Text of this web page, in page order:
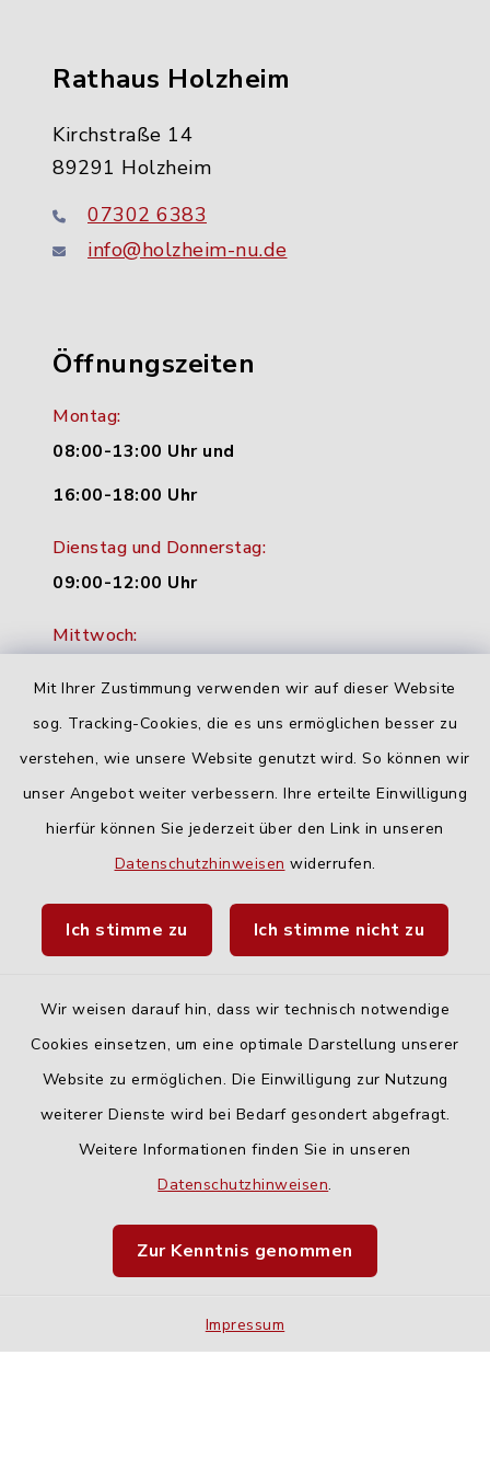
Mit Ihrer Zustimmung verwenden wir auf dieser Website
sog. Tracking-Cookies, die es uns ermöglichen besser zu
verstehen, wie unsere Website genutzt wird. So können wir
unser Angebot weiter verbessern. Ihre erteilte Einwilligung
hierfür können Sie jederzeit über den Link in unseren
Datenschutzhinweisen widerrufen.
Ich stimme zu Ich stimme nicht zu
Wir weisen darauf hin, dass wir technisch notwendige
Cookies einsetzen, um eine optimale Darstellung unserer
Website zu ermöglichen. Die Einwilligung zur Nutzung
weiterer Dienste wird bei Bedarf gesondert abgefragt.
Weitere Informationen finden Sie in unseren
Datenschutzhinweisen.
Zur Kenntnis genommen
Impressum
Rathaus Holzheim
Kirchstraße 14
89291 Holzheim
07302 6383
info@holzheim-nu.de
Öffnungszeiten
Montag:
08:00-13:00 Uhr und
16:00-18:00 Uhr
Dienstag und Donnerstag:
09:00-12:00 Uhr
Mittwoch:
Freitag:
geschlossen
Quicklinks
Fahrplanauskunft DING
Barrierefreiheit
Impressum
Sitemap